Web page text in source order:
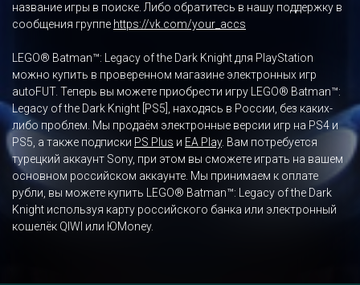
название игры в поиске. Либо обратитесь в нашу поддержку в
сообщения группе https://vk.com/your_accs
LEGO® Batman™: Legacy of the Dark Knight для PlayStation
можно купить в проверенном магазине электронных игр
autoFUT. Теперь вы можете приобрести игру LEGO® Batman™:
Legacy of the Dark Knight [PS5], находясь в России, без каких-
либо проблем. Мы продаём электронные версии игр на PS4 и
PS5, а также подписки PS Plus и EA Play. Вам потребуется
турецкий аккаунт Sony, при этом вы сможете играть на вашем
основном российском аккаунте. Мы принимаем к оплате
рубли, вы можете купить LEGO® Batman™: Legacy of the Dark
Knight используя карту российского банка или электронный
кошелёк QIWI или ЮMoney.